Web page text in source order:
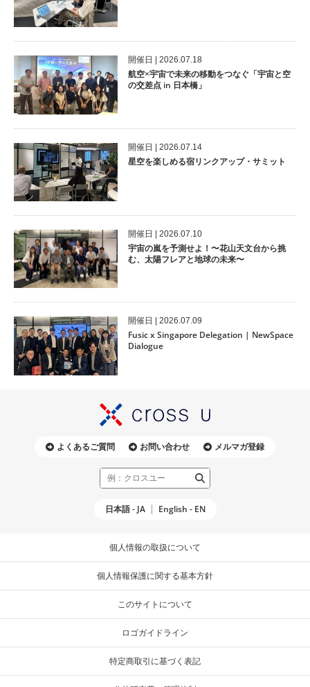
開催⽇ | 2026.07.18
航空×宇宙で未来の移動をつなぐ「宇宙と空
の交差点 in 日本橋」
開催⽇ | 2026.07.14
星空を楽しめる宿リンクアップ・サミット
開催⽇ | 2026.07.10
宇宙の嵐を予測せよ！〜花山天文台から挑
む、太陽フレアと地球の未来〜
開催⽇ | 2026.07.09
Fusic x Singapore Delegation | NewSpace
Dialogue
よくあるご質問 お問い合わせ メルマガ登録
日本語 - JA English - EN
個人情報の取扱について
個人情報保護に関する基本方針
このサイトについて
ロゴガイドライン
特定商取引に基づく表記